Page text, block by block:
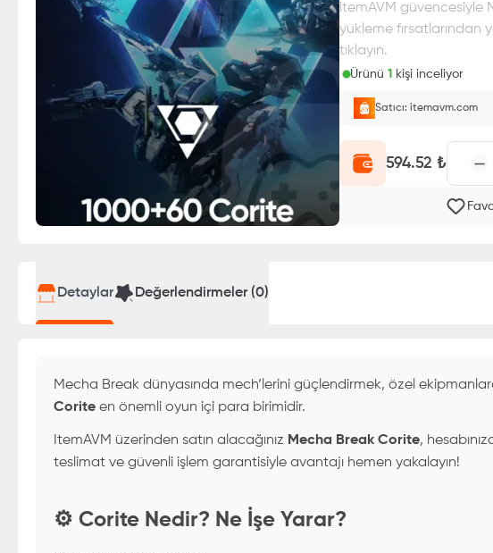
itemAVM güvencesiyle
yükleme fırsatlarından
tıklayın.
Ürünü 1 kişi inceliyor
E-Pin olarak yüklenir.
Satıcı: itemavm.com
594.52 ₺
Detaylar Değerlendirmeler (0)
Mecha Break dünyasında mech’lerini güçlendirmek, özel
Corite en önemli oyun içi para birimidir.
ItemAVM üzerinden satın alacağınız Mecha Break Corite,
teslimat ve güvenli işlem garantisiyle avantajı hemen yakalayın!
⚙️ Corite Nedir? Ne İşe Yarar?